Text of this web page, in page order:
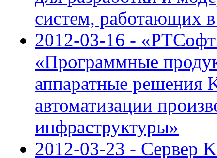
систем, работающих
2012-03-16 -
«Программные
аппаратные решения
автоматизации
инфраструктуры»
2012-03-23 - Сервер